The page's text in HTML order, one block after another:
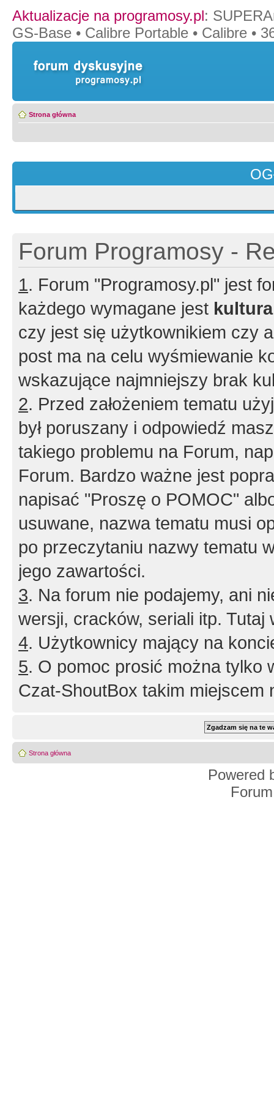
Aktualizacje na programosy.pl:
GS-Base • Calibre Portable • Calibre •
Strona główna
Forum Programosy -
1. Forum "Programosy.pl" jest
każdego wymagane jest
czy jest się użytkownikiem czy
post ma na celu wyśmiewanie
wskazujące najmniejszy brak
2. Przed założeniem tematu
był poruszany i odpowiedź
takiego problemu na Forum,
Forum. Bardzo ważne jest
napisać "Proszę o POMOC"
usuwane, nazwa tematu musi
po przeczytaniu nazwy tematu
jego zawartości.
3. Na forum nie podajemy, ani
wersji, cracków, seriali itp. Tutaj
4. Użytkownicy mający na
5. O pomoc prosić można tylko
Czat-ShoutBox takim miejscem
Strona główna
Powered